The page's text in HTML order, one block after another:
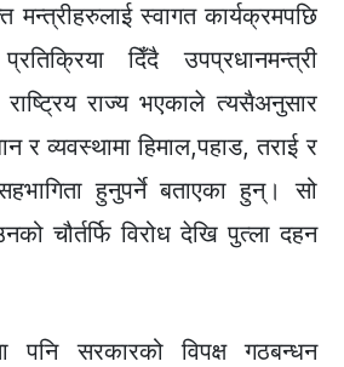
मन्त्रीहरुलाई स्वागत कार्यक्रमपछि
दिँदै उपप्रधानमन्त्री
राज्य भएकाले त्यसैअनुसार
र व्यवस्थामा हिमाल,पहाड, तराई र
हुनुपर्ने बताएका हुन्। सो
चौर्तर्फि विरोध देखि पुत्ला दहन
पनि सरकारको विपक्ष गठबन्धन